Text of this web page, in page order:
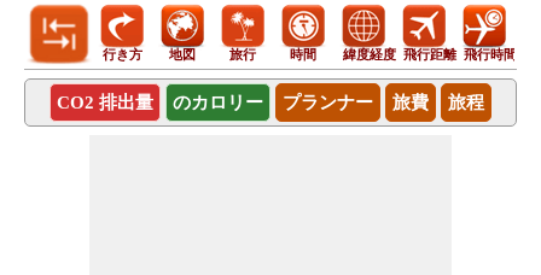
行き方 地図 旅行 時間 緯度経度 飛行距離 飛行時間
CO2 排出量 のカロリー プランナー 旅費 旅程